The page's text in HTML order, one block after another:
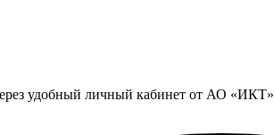
удобный личный кабинет от АО «ИКТ»